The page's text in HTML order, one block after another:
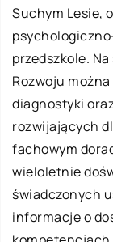
Suchym Lesie,
przedszkole.
Rozwoju
diagnostyki
rozwijających
fachowym
wieloletnie
świadczonych
informacje o